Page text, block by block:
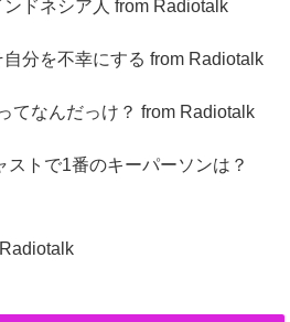
ドネシア人 from Radiotalk
分を不幸にする from Radiotalk
てなんだっけ？ from Radiotalk
ストで1番のキーパーソンは？